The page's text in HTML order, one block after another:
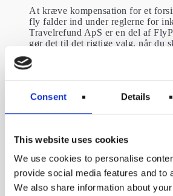
Consent Details
This website uses cookies
We use cookies to personalise
provide social media features and to
We also share information about
At kræve kompensation for et
fly falder ind under reglerne for
Travelrefund ApS er en del af
gør det til det rigtige valg, når du